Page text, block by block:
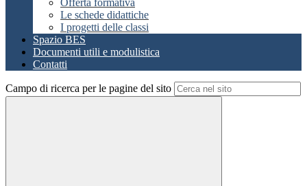
Offerta formativa
Le schede didattiche
I progetti delle classi
Spazio BES
Documenti utili e modulistica
Contatti
Campo di ricerca per le pagine del sito